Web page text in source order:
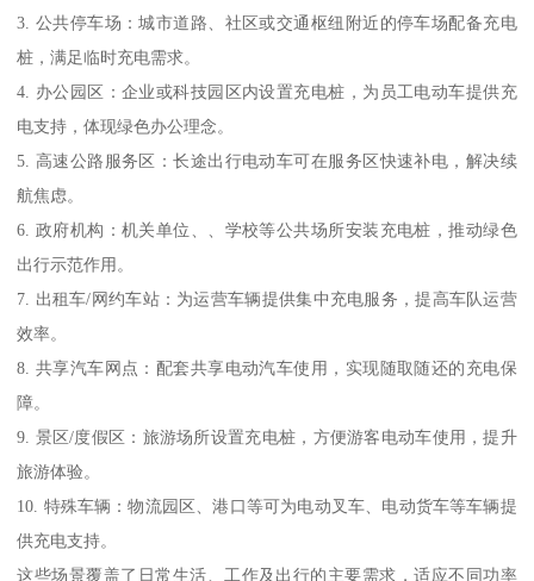
3. 公共停车场：城市道路、社区或交通枢纽附近的停车场配备充电
桩，满足临时充电需求。
4. 办公园区：企业或科技园区内设置充电桩，为员工电动车提供充
电支持，体现绿色办公理念。
5. 高速公路服务区：长途出行电动车可在服务区快速补电，解决续
航焦虑。
6. 政府机构：机关单位、、学校等公共场所安装充电桩，推动绿色
出行示范作用。
7. 出租车/网约车站：为运营车辆提供集中充电服务，提高车队运营
效率。
8. 共享汽车网点：配套共享电动汽车使用，实现随取随还的充电保
障。
9. 景区/度假区：旅游场所设置充电桩，方便游客电动车使用，提升
旅游体验。
10. 特殊车辆：物流园区、港口等可为电动叉车、电动货车等车辆提
供充电支持。
这些场景覆盖了日常生活、工作及出行的主要需求，适应不同功率